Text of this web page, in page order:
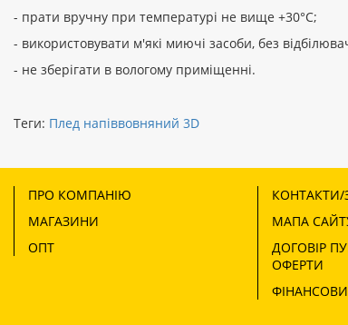
- прати вручну при температурі не вище +30°С;
- використовувати м'які миючі засоби, без
- не зберігати в вологому приміщенні.
Теги: Плед напіввовняний 3D
ПРО КОМПАНІЮ
МАГАЗИНИ
ОПТ
КОНТАКТИ/
МАПА
ДОГОВІР
ОФЕРТИ